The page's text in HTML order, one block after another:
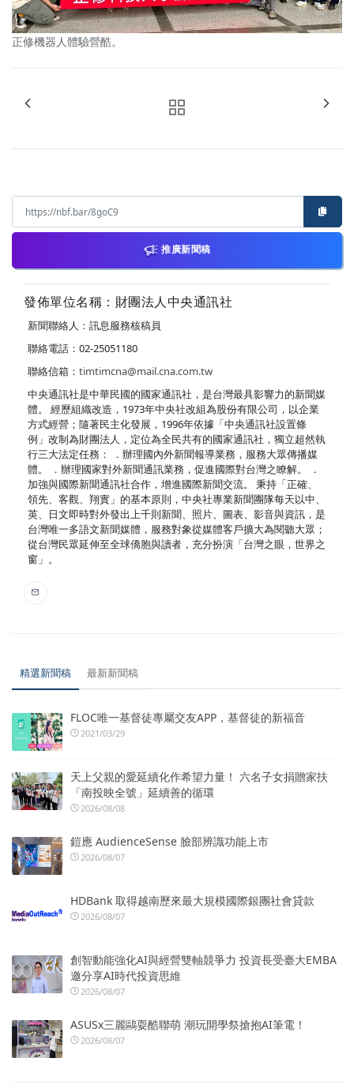
正修機器人體驗營酷。
推廣新聞稿
發佈單位名稱：財團法人中央通訊社
新聞聯絡人：訊息服務核稿員
聯絡電話：02-25051180
聯絡信箱： timtimcna@mail.cna.com.tw
中央通訊社是中華民國的國家通訊社，是台灣最具影響力的新聞媒
體。 經歷組織改造，1973年中央社改組為股份有限公司，以企業
方式經營；隨著民主化發展，1996年依據「中央通訊社設置條
例」改制為財團法人，定位為全民共有的國家通訊社，獨立超然執
行三大法定任務： ．辦理國內外新聞報導業務，服務大眾傳播媒
體。 ．辦理國家對外新聞通訊業務，促進國際對台灣之瞭解。 ．
加強與國際新聞通訊社合作，增進國際新聞交流。 秉持「正確、
領先、客觀、翔實」的基本原則，中央社專業新聞團隊每天以中、
英、日文即時對外發出上千則新聞、照片、圖表、影音與資訊，是
台灣唯一多語文新聞媒體，服務對象從媒體客戶擴大為閱聽大眾；
從台灣民眾延伸至全球僑胞與讀者，充分扮演「台灣之眼，世界之
窗」。
精選新聞稿 最新新聞稿
FLOC唯一基督徒專屬交友APP，基督徒的新福音
2021/03/29
天上父親的愛延續化作希望力量！ 六名子女捐贈家扶
「南投映全號」延續善的循環
2026/08/08
鎧應 AudienceSense 臉部辨識功能上市
2026/08/07
HDBank 取得越南歷來最大規模國際銀團社會貸款
2026/08/07
創智動能強化AI與經營雙軸競爭力 投資長受臺大EMBA
邀分享AI時代投資思維
2026/08/07
ASUSx三麗鷗耍酷聯萌 潮玩開學祭搶抱AI筆電！
2026/08/07